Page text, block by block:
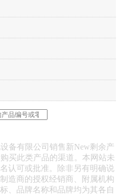
备有限公司销售新New剩余产
买此类产品的渠道。本网站未
认可或批准。除非另有明确说
造商的授权经销商、附属机构
、品牌名称和品牌均为其各自